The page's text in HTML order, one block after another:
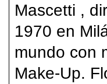
Mascetti ,
1970 en
mundo con
Make-Up.